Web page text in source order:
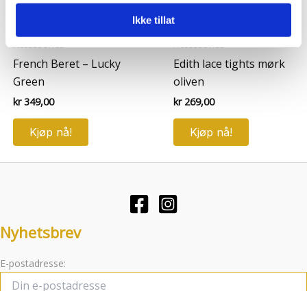
annonsering og analysearbeid, som kan kombinere den
med annen informasjon du har gjort tilgjengelig for dem,
eller som de har samlet inn gjennom din bruk av
Ikke tillat
Accessories
French Beret – Lucky
Green
kr349,00
Kjøp nå!
Accessories
Edith lace tights mørk
oliven
kr269,00
Kjøp nå!
Nyhetsbrev
E-postadresse: